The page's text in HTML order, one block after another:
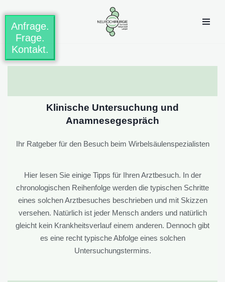
Zum
Inhalt
springen
Klinische Untersuchung und
Anamnesegespräch
Ihr Ratgeber für den Besuch beim Wirbelsäulenspezialisten
Hier lesen Sie einige Tipps für Ihren Arztbesuch. In der
chronologischen Reihenfolge werden die typischen Schritte
eines solchen Arztbesuches beschrieben und mit Skizzen
versehen. Natürlich ist jeder Mensch anders und natürlich
gleicht kein Krankheitsverlauf einem anderen. Dennoch gibt
es eine recht typische Abfolge eines solchen
Untersuchungstermins.
Anfrage.
Frage.
Kontakt.